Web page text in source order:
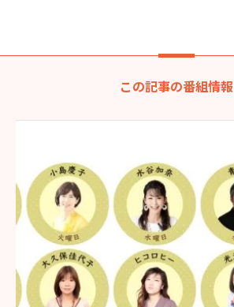
この記事の番組情報